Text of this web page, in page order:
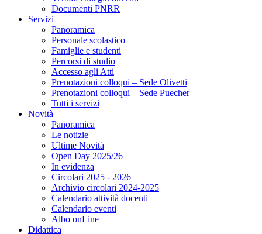
Documenti PNRR
Servizi
Panoramica
Personale scolastico
Famiglie e studenti
Percorsi di studio
Accesso agli Atti
Prenotazioni colloqui – Sede Olivetti
Prenotazioni colloqui – Sede Puecher
Tutti i servizi
Novità
Panoramica
Le notizie
Ultime Novità
Open Day 2025/26
In evidenza
Circolari 2025 - 2026
Archivio circolari 2024-2025
Calendario attività docenti
Calendario eventi
Albo onLine
Didattica